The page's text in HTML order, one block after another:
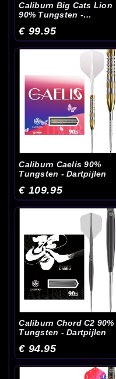
Caliburn Big Cats Lion
90% Tungsten -
€ 99.95
Caliburn Caelis 90%
Tungsten - Dartpijlen
€ 109.95
Caliburn Chord C2 90%
Tungsten - Dartpijlen
€ 94.95